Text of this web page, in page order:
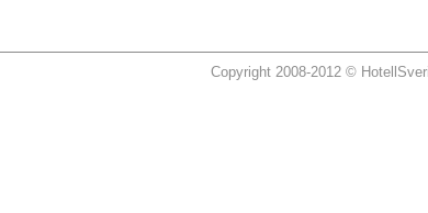
Copyright 2008-2012 ©